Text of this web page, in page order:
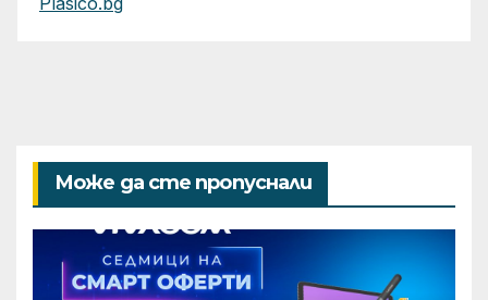
Може да сте пропуснали